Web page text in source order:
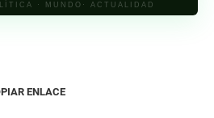
· MUNDO· ACTUALIDAD
ENLACE